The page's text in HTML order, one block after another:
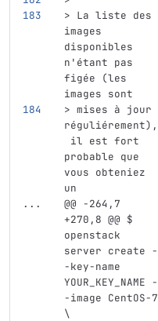
> La liste des
images
disponibles
n'étant pas
figée (les
images sont
> mises à jour
réguliérement),
il est fort
probable que
vous obteniez
un
...
@@ -264,7
+270,8 @@ $
openstack
server create -
-key-name
YOUR_KEY_NAME -
-image CentOS-7
\